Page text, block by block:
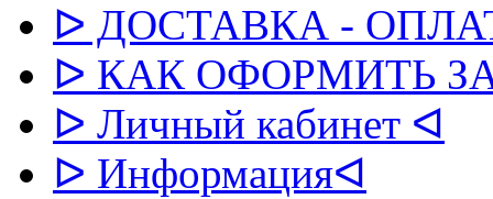
ᐅ ДОСТАВКА -
ᐅ КАК ОФОРМИТЬ
ᐅ Личный кабинет ᐊ
ᐅ Информацияᐊ